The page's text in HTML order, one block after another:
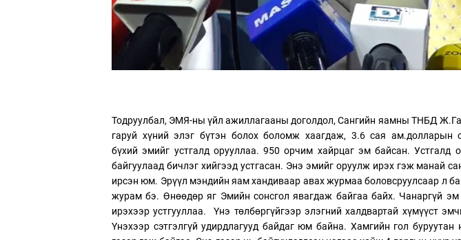
Тодруулбал, ЭМЯ-ны үйл ажиллагааны доголдол, Сангийн яамны ТНБД
гаруй хүний элэг бүтэн болох боломж хаагдаж, 3.6 сая ам.долларын
бүхий эмийг устгалд орууллаа. 950 орчим хайрцаг эм байсан. Устгалд
байгуулаад бичлэг хийгээд устгасан. Энэ эмийг оруулж ирэх гэж манай
ирсэн юм. Эрүүл мэндийн яам хандиваар авах журмаа боловсруулсаар л
журам бэ. Өнөөдөр яг Эмийн сонсгол явагдаж байгаа байх. Чанаргүй
ирэхээр устгууллаа. Үнэ төлбөргүйгээр элэгний халдвартай хүмүүст
Үнэхээр сэтгэлгүй удирдлагууд байдаг юм байна. Хамгийн гол